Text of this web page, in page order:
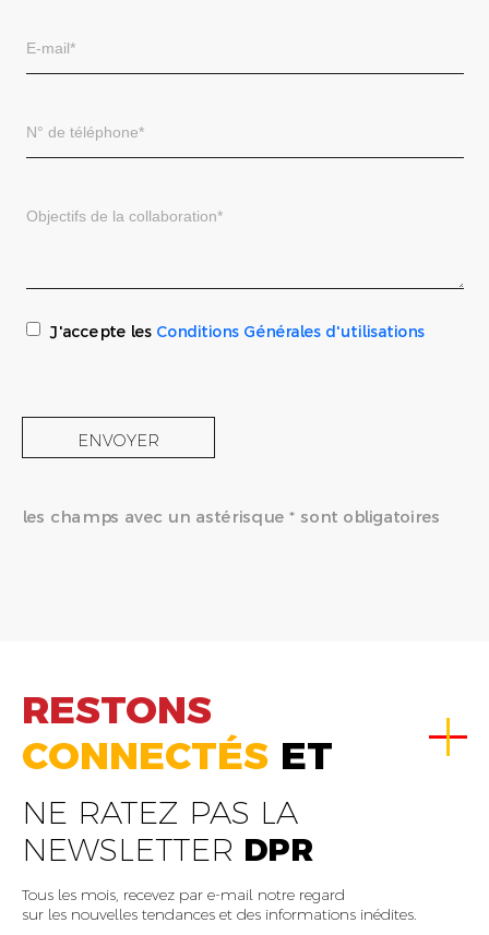
J'accepte les Conditions Générales d'utilisations
ENVOYER
les champs avec un astérisque * sont obligatoires
RESTONS
CONNECTÉS ET
NE RATEZ PAS LA
NEWSLETTER DPR
Tous les mois, recevez par e-mail notre regard
sur les nouvelles tendances et des informations inédites.